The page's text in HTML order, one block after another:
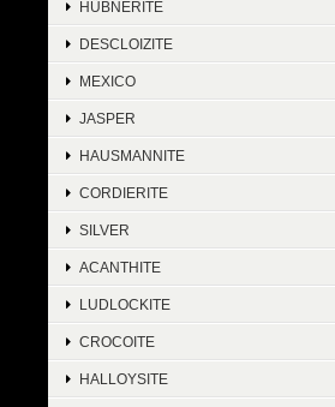
HÜBNERITE
DESCLOIZITE
MEXICO
JASPER
HAUSMANNITE
CORDIERITE
SILVER
ACANTHITE
LUDLOCKITE
CROCOITE
HALLOYSITE